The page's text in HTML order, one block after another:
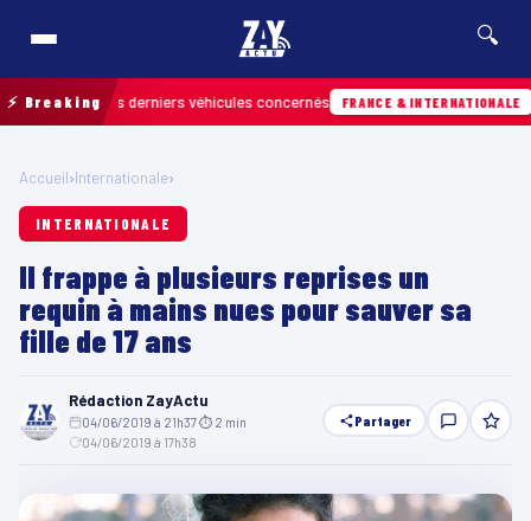
🔍
⚡ Breakingles derniers véhicules concernés FRANCE & INTERNATIONALE 07/
Accueil›Internationale›
INTERNATIONALE
Il frappe à plusieurs reprises un
requin à mains nues pour sauver sa
fille de 17 ans
Rédaction ZayActu
04/06/2019 à 21h37⏱ 2 min
04/06/2019 à 17h38
Partager